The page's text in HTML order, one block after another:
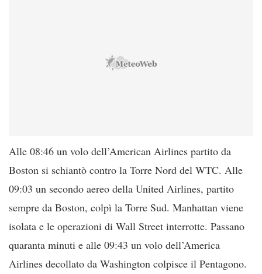
Alle 08:46 un volo dell’American Airlines partito da
Boston si schiantò contro la Torre Nord del WTC. Alle
09:03 un secondo aereo della United Airlines, partito
sempre da Boston, colpì la Torre Sud. Manhattan viene
isolata e le operazioni di Wall Street interrotte. Passano
quaranta minuti e alle 09:43 un volo dell’America
Airlines decollato da Washington colpisce il Pentagono.